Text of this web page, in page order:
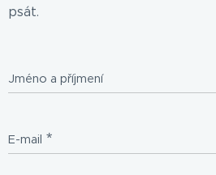
psát.
Jméno a příjmení
E-mail